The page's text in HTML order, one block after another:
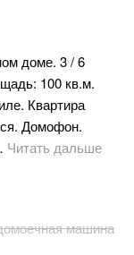
доме. 3 / 6
100 кв.м.
Квартира
Домофон.
Читать дальше
машина